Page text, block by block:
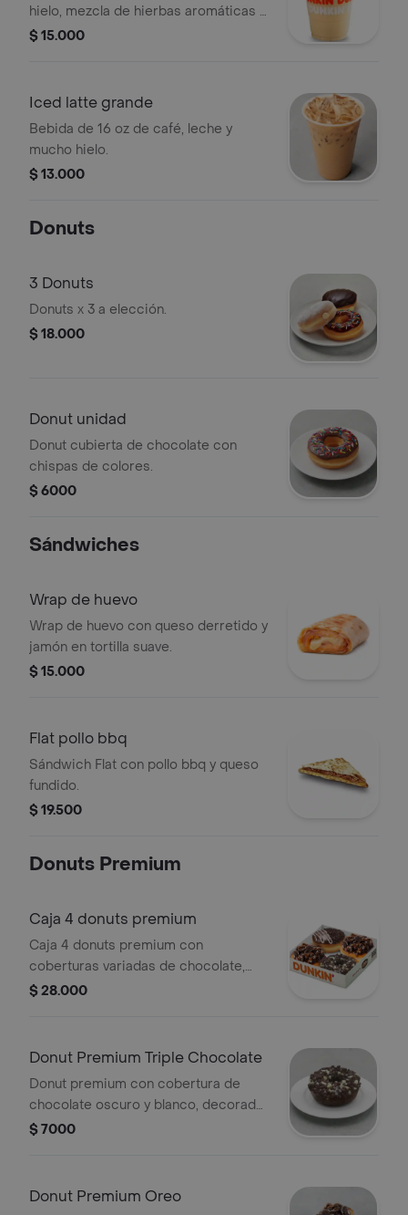
hielo, mezcla de hierbas aromáticas y
especias.
$ 15.000
Iced latte grande
Bebida de 16 oz de café, leche y
mucho hielo.
$ 13.000
Donuts
3 Donuts
Donuts x 3 a elección.
$ 18.000
Donut unidad
Donut cubierta de chocolate con
chispas de colores.
$ 6000
Sándwiches
Wrap de huevo
Wrap de huevo con queso derretido y
jamón en tortilla suave.
$ 15.000
Flat pollo bbq
Sándwich Flat con pollo bbq y queso
fundido.
$ 19.500
Donuts Premium
Caja 4 donuts premium
Caja 4 donuts premium con
coberturas variadas de chocolate,
caramelo, chispas y galletas
$ 28.000
Donut Premium Triple Chocolate
Donut premium con cobertura de
chocolate oscuro y blanco, decorada
con chispas de chocolate.
$ 7000
Donut Premium Oreo